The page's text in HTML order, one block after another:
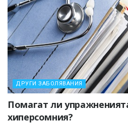
ДРУГИ ЗАБОЛЯВАНИЯ
Помагат ли
хиперсомния?